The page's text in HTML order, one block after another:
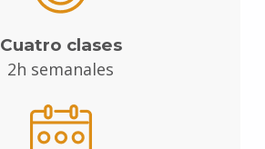
Cuatro clases
2h semanales